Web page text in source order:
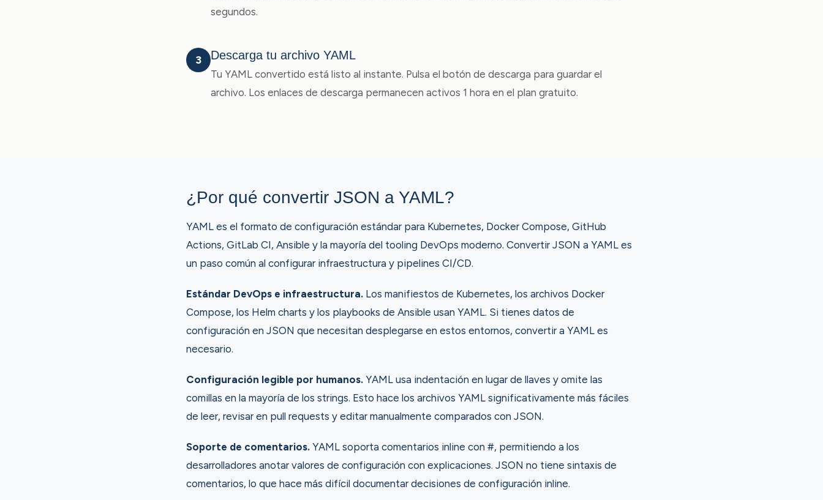
segundos.
3 Descarga tu archivo YAML
Tu YAML convertido está listo al instante. Pulsa el botón de descarga para guardar el
archivo. Los enlaces de descarga permanecen activos 1 hora en el plan gratuito.
¿Por qué convertir JSON a YAML?
YAML es el formato de configuración estándar para Kubernetes, Docker Compose, GitHub
Actions, GitLab CI, Ansible y la mayoría del tooling DevOps moderno. Convertir JSON a YAML es
un paso común al configurar infraestructura y pipelines CI/CD.
Estándar DevOps e infraestructura. Los manifiestos de Kubernetes, los archivos Docker
Compose, los Helm charts y los playbooks de Ansible usan YAML. Si tienes datos de
configuración en JSON que necesitan desplegarse en estos entornos, convertir a YAML es
necesario.
Configuración legible por humanos. YAML usa indentación en lugar de llaves y omite las
comillas en la mayoría de los strings. Esto hace los archivos YAML significativamente más fáciles
de leer, revisar en pull requests y editar manualmente comparados con JSON.
Soporte de comentarios. YAML soporta comentarios inline con #, permitiendo a los
desarrolladores anotar valores de configuración con explicaciones. JSON no tiene sintaxis de
comentarios, lo que hace más difícil documentar decisiones de configuración inline.